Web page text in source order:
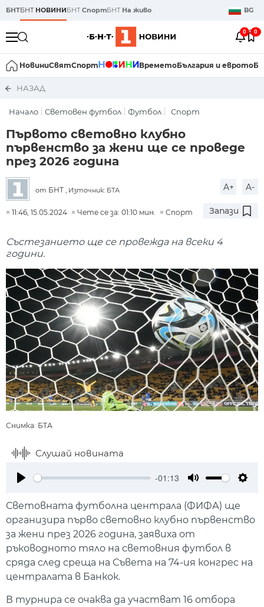
БНТБНТ НОВИНИБНТСпортБНТ На живо BG
0 0
НовиниСвятСпорт ВреметоБългария и еврото
НАЗАД
Начало Световен футбол Футбол Спорт
Първото световно клубно
първенство за жени ще се проведе
през 2026 година
от БНТ , Източник: БТА A+ A-
11:46, 15.05.2024 Чете се за: 01:10 мин. Спорт Запази
Състезанието ще се провежда на всеки 4
години.
Снимка: БТА
Слушай новината
-01:13
Световната футболна централа (ФИФА) ще
организира първо световно клубно първенство
за жени през 2026 година, заявиха от
ръководното тяло на световния футбол в
сряда след среща на Съвета на 74-ия конгрес на
централата в Банкок.
В турнира се очаква да участват 16 отбора